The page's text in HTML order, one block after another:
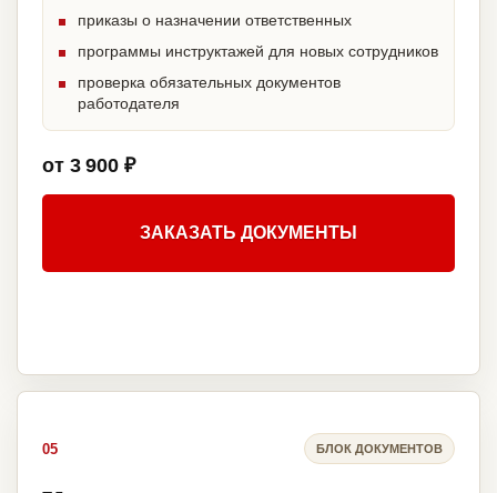
приказы о назначении ответственных
программы инструктажей для новых сотрудников
проверка обязательных документов
работодателя
от 3 900 ₽
ЗАКАЗАТЬ ДОКУМЕНТЫ
05 БЛОК ДОКУМЕНТОВ